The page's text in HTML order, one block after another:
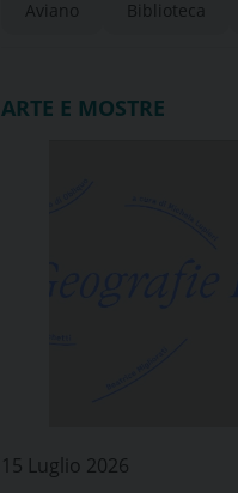
Aviano Biblioteca
ARTE E MOSTRE
15 Luglio 2026